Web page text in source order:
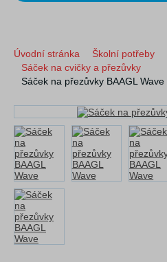
Úvodní stránka Školní potřeby
Sáček na cvičky a přezůvky
Sáček na přezůvky BAAGL Wave